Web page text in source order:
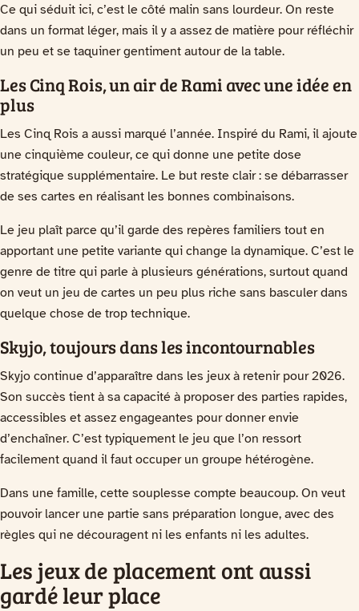
Ce qui séduit ici, c’est le côté malin sans lourdeur. On reste
dans un format léger, mais il y a assez de matière pour réfléchir
un peu et se taquiner gentiment autour de la table.
Les Cinq Rois, un air de Rami avec une idée en
plus
Les Cinq Rois a aussi marqué l’année. Inspiré du Rami, il ajoute
une cinquième couleur, ce qui donne une petite dose
stratégique supplémentaire. Le but reste clair : se débarrasser
de ses cartes en réalisant les bonnes combinaisons.
Le jeu plaît parce qu’il garde des repères familiers tout en
apportant une petite variante qui change la dynamique. C’est le
genre de titre qui parle à plusieurs générations, surtout quand
on veut un jeu de cartes un peu plus riche sans basculer dans
quelque chose de trop technique.
Skyjo, toujours dans les incontournables
Skyjo continue d’apparaître dans les jeux à retenir pour 2026.
Son succès tient à sa capacité à proposer des parties rapides,
accessibles et assez engageantes pour donner envie
d’enchaîner. C’est typiquement le jeu que l’on ressort
facilement quand il faut occuper un groupe hétérogène.
Dans une famille, cette souplesse compte beaucoup. On veut
pouvoir lancer une partie sans préparation longue, avec des
règles qui ne découragent ni les enfants ni les adultes.
Les jeux de placement ont aussi
gardé leur place